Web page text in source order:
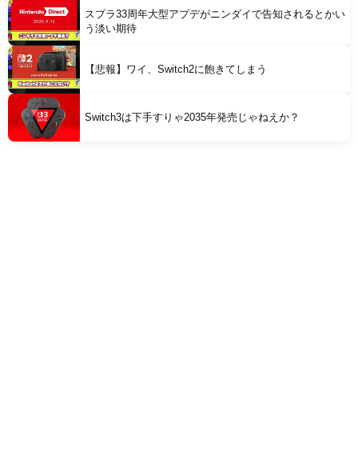
スプラ33周年大型アプデがニンダイで告知されるとかい
う淡い期待
【悲報】ワイ、Switch2に飽きてしまう
Switch3は下手すりゃ2035年発売じゃねえか？